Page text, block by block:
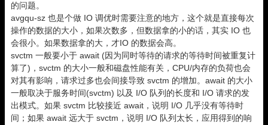
的问题。
avgqu-sz 也是个做 IO 调优时需要注意的地方，这个就是直接每次
操作的数据的大小，如果次数多，但数据拿的小的话，其实 IO 也
会很小。如果数据拿的大，才IO 的数据会高。
svctm 一般要小于 await (因为同时等待的请求的等待时间被重复计
算了)，svctm 的大小一般和磁盘性能有关，CPU/内存的负荷也会
对其有影响，请求过多也会间接导致 svctm 的增加。await 的大小
一般取决于服务时间(svctm) 以及 I/O 队列的长度和 I/O 请求的发
出模式。如果 svctm 比较接近 await，说明 I/O 几乎没有等待时
间；如果 await 远大于 svctm，说明 I/O 队列太长，应用得到的响